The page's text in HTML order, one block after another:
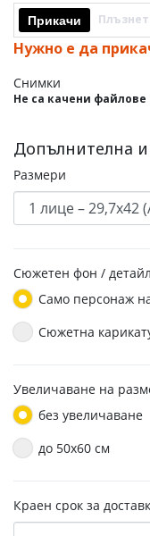
Прикачи
Нужно е да
Снимки
Не са качени файлове
Допълнителна
Размери
Сюжетен фон /
Само персонаж
Сюжетна
Увеличаване на
без
до 50x60 см
Краен срок за